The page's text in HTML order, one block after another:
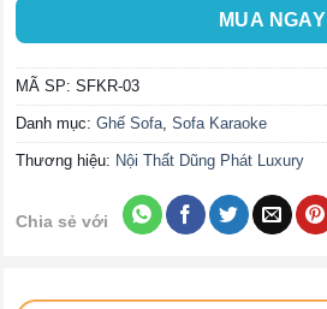
MUA NGAY
MÃ SP: SFKR-03
Danh mục: Ghế Sofa, Sofa Karaoke
Thương hiệu: Nội Thất Dũng Phát Luxury
Chia sẻ với